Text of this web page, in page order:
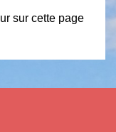
sur cette page